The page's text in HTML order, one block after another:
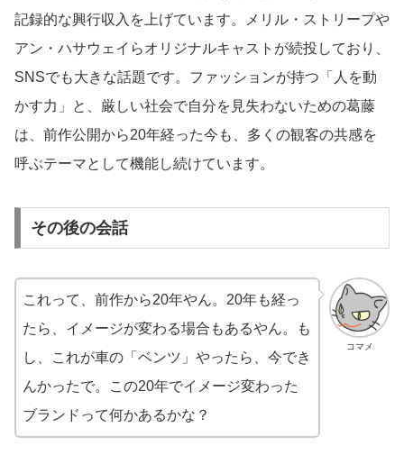
記録的な興行収入を上げています。メリル・ストリープや
アン・ハサウェイらオリジナルキャストが続投しており、
SNSでも大きな話題です。ファッションが持つ「人を動
かす力」と、厳しい社会で自分を見失わないための葛藤
は、前作公開から20年経った今も、多くの観客の共感を
呼ぶテーマとして機能し続けています。
その後の会話
コマメ
これって、前作から20年やん。20年も経っ
たら、イメージが変わる場合もあるやん。も
し、これが車の「ベンツ」やったら、今でき
んかったで。この20年でイメージ変わった
ブランドって何かあるかな？